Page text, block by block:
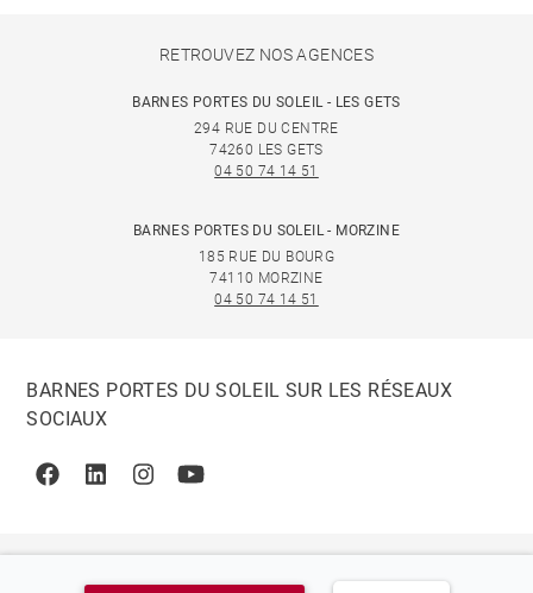
RETROUVEZ NOS AGENCES
BARNES PORTES DU SOLEIL - LES GETS
294 RUE DU CENTRE
74260 LES GETS
04 50 74 14 51
BARNES PORTES DU SOLEIL - MORZINE
185 RUE DU BOURG
74110 MORZINE
04 50 74 14 51
BARNES PORTES DU SOLEIL SUR LES RÉSEAUX
SOCIAUX
FacebookLinkedinInstagramYoutube